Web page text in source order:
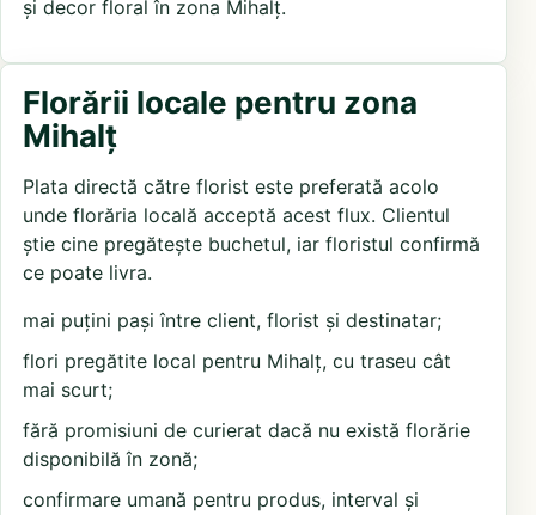
și decor floral în zona Mihalț.
Florării locale pentru zona
Mihalț
Plata directă către florist este preferată acolo
unde florăria locală acceptă acest flux. Clientul
știe cine pregătește buchetul, iar floristul confirmă
ce poate livra.
mai puțini pași între client, florist și destinatar;
flori pregătite local pentru Mihalț, cu traseu cât
mai scurt;
fără promisiuni de curierat dacă nu există florărie
disponibilă în zonă;
confirmare umană pentru produs, interval și